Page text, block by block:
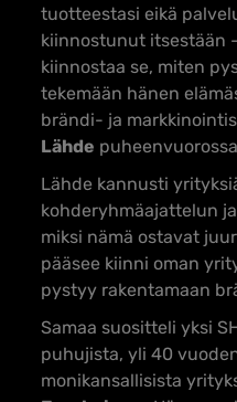
tuotteestasi eikä
kiinnostunut itsestään
kiinnostaa se, miten
tekemään hänen
brändi- ja
Lähde
Lähde kannusti
kohderyhmäajattelun
miksi nämä ostavat
pääsee kiinni oman
pystyy rakentamaan
Samaa suositteli yksi
puhujista, yli 40
monikansallisista